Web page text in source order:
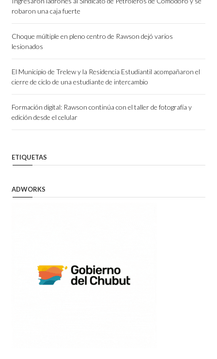
robaron una caja fuerte
Choque múltiple en pleno centro de Rawson dejó varios
lesionados
El Municipio de Trelew y la Residencia Estudiantil acompañaron el
cierre de ciclo de una estudiante de intercambio
Formación digital: Rawson continúa con el taller de fotografía y
edición desde el celular
ETIQUETAS
ADWORKS